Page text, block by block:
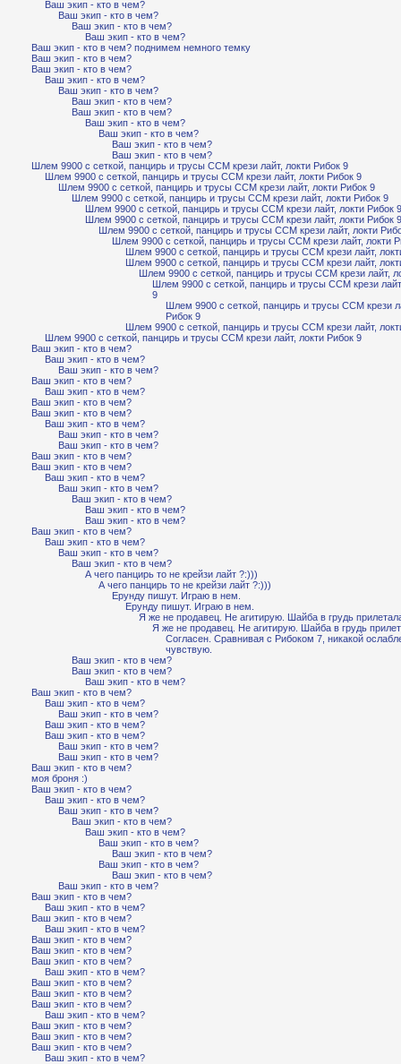
Ваш экип - кто в чем?
Ваш экип - кто в чем?
Ваш экип - кто в чем?
Ваш экип - кто в чем?
Ваш экип - кто в чем? поднимем немного темку
Ваш экип - кто в чем?
Ваш экип - кто в чем?
Ваш экип - кто в чем?
Ваш экип - кто в чем?
Ваш экип - кто в чем?
Ваш экип - кто в чем?
Ваш экип - кто в чем?
Ваш экип - кто в чем?
Ваш экип - кто в чем?
Ваш экип - кто в чем?
Шлем 9900 с сеткой, панцирь и трусы ССМ крези лайт, локти Рибок 9
Шлем 9900 с сеткой, панцирь и трусы ССМ крези лайт, локти Рибок 9
Шлем 9900 с сеткой, панцирь и трусы ССМ крези лайт, локти Рибок 9
Шлем 9900 с сеткой, панцирь и трусы ССМ крези лайт, локти Рибок 9
Шлем 9900 с сеткой, панцирь и трусы ССМ крези лайт, локти Рибок 9
Шлем 9900 с сеткой, панцирь и трусы ССМ крези лайт, локти Рибок 9
Шлем 9900 с сеткой, панцирь и трусы ССМ крези лайт, локти
Шлем 9900 с сеткой, панцирь и трусы ССМ крези лайт, локти
Шлем 9900 с сеткой, панцирь и трусы ССМ крези лайт,
Шлем 9900 с сеткой, панцирь и трусы ССМ крези лайт,
Шлем 9900 с сеткой, панцирь и трусы ССМ крези лайт,
Шлем 9900 с сеткой, панцирь и трусы ССМ крези
9
Шлем 9900 с сеткой, панцирь и трусы ССМ крези
Рибок 9
Шлем 9900 с сеткой, панцирь и трусы ССМ крези лайт,
Шлем 9900 с сеткой, панцирь и трусы ССМ крези лайт, локти Рибок 9
Ваш экип - кто в чем?
Ваш экип - кто в чем?
Ваш экип - кто в чем?
Ваш экип - кто в чем?
Ваш экип - кто в чем?
Ваш экип - кто в чем?
Ваш экип - кто в чем?
Ваш экип - кто в чем?
Ваш экип - кто в чем?
Ваш экип - кто в чем?
Ваш экип - кто в чем?
Ваш экип - кто в чем?
Ваш экип - кто в чем?
Ваш экип - кто в чем?
Ваш экип - кто в чем?
Ваш экип - кто в чем?
Ваш экип - кто в чем?
Ваш экип - кто в чем?
Ваш экип - кто в чем?
Ваш экип - кто в чем?
Ваш экип - кто в чем?
А чего панцирь то не крейзи лайт ?:)))
А чего панцирь то не крейзи лайт ?:)))
Ерунду пишут. Играю в нем.
Ерунду пишут. Играю в нем.
Я же не продавец. Не агитирую. Шайба в грудь
Я же не продавец. Не агитирую. Шайба в грудь
Согласен. Сравнивая с Рибоком 7, никакой
чувствую.
Ваш экип - кто в чем?
Ваш экип - кто в чем?
Ваш экип - кто в чем?
Ваш экип - кто в чем?
Ваш экип - кто в чем?
Ваш экип - кто в чем?
Ваш экип - кто в чем?
Ваш экип - кто в чем?
Ваш экип - кто в чем?
Ваш экип - кто в чем?
Ваш экип - кто в чем?
моя броня :)
Ваш экип - кто в чем?
Ваш экип - кто в чем?
Ваш экип - кто в чем?
Ваш экип - кто в чем?
Ваш экип - кто в чем?
Ваш экип - кто в чем?
Ваш экип - кто в чем?
Ваш экип - кто в чем?
Ваш экип - кто в чем?
Ваш экип - кто в чем?
Ваш экип - кто в чем?
Ваш экип - кто в чем?
Ваш экип - кто в чем?
Ваш экип - кто в чем?
Ваш экип - кто в чем?
Ваш экип - кто в чем?
Ваш экип - кто в чем?
Ваш экип - кто в чем?
Ваш экип - кто в чем?
Ваш экип - кто в чем?
Ваш экип - кто в чем?
Ваш экип - кто в чем?
Ваш экип - кто в чем?
Ваш экип - кто в чем?
Ваш экип - кто в чем?
Ваш экип - кто в чем?